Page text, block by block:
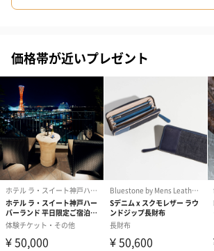
価格帯が近いプレゼント